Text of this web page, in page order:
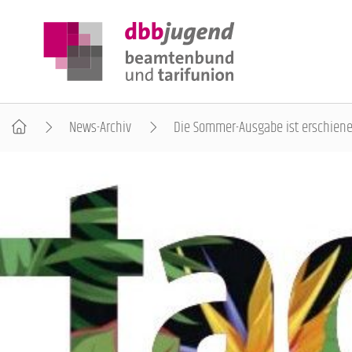
POSITIONEN
AUSBILDUNGSINFORMATIONEN
INTERNATIONALES
News-Archiv Die Sommer-Ausgabe ist